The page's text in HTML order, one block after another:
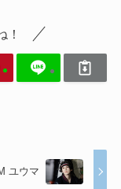
！
ユウマ